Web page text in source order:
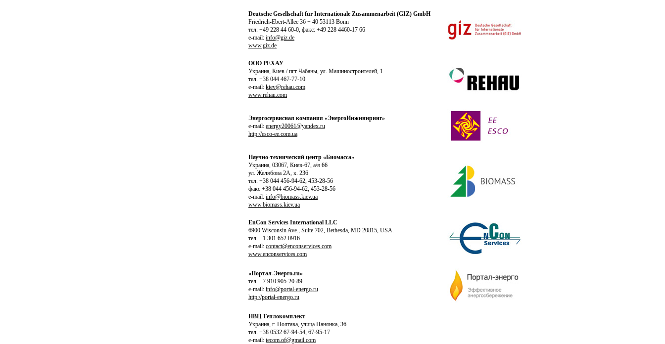
Deutsche Gesellschaft für Internationale Zusammenarbeit (GIZ) GmbH
Friedrich-Ebert-Allee 36 + 40 53113 Bonn
тел. +49 228 44 60-0, факс: +49 228 4460-17 66
e-mail: info@giz.de
www.giz.de
ООО РЕХАУ
Украина, Киев / пгт Чабаны, ул. Машиностроителей, 1
тел. +38 044 467-77-10
e-mail: kiev@rehau.com
www.rehau.com
Энергосервисная компания «ЭнергоИнжиниринг»
e-mail: energy20061@yandex.ru
http://esco-ee.com.ua
Научно-технический центр «Биомасса»
Украина, 03067, Киев-67, а/я 66
ул. Желябова 2А, к. 236
тел. +38 044 456-94-62, 453-28-56
факс +38 044 456-94-62, 453-28-56
e-mail: info@biomass.kiev.ua
www.biomass.kiev.ua
EnCon Services International LLC
6900 Wisconsin Ave., Suite 702, Bethesda, MD 20815, USA.
тел. +1 301 652 0916
e-mail: contact@enconservices.com
www.enconservices.com
«Портал-Энерго.ru»
тел. +7 910 905-20-89
e-mail: info@portal-energo.ru
http://portal-energo.ru
НВЦ Теплокомплект
Украина, г. Полтава, улица Панянка, 36
тел. +38 0532 67-94-54, 67-95-17
e-mail: tecom.of@gmail.com